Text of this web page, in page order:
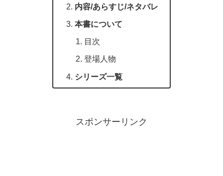
内容/あらすじ/ネタバレ
本書について
目次
登場人物
シリーズ一覧
スポンサーリンク